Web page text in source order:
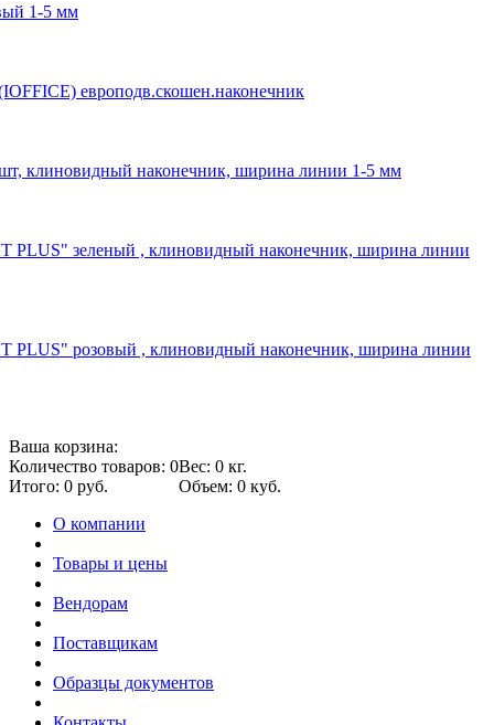
1-5 мм
европодв.скошен.наконечник
клиновидный наконечник, ширина линии 1-5 мм
PLUS" зеленый , клиновидный наконечник, ширина линии
PLUS" розовый , клиновидный наконечник, ширина линии
Ваша корзина:
Количество товаров: 0Вес: 0 кг.
Итого: 0 руб.
Объем: 0 куб.
О компании
Товары и цены
Вендорам
Поставщикам
Образцы документов